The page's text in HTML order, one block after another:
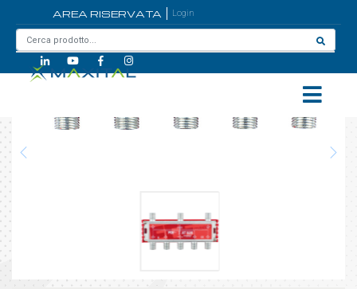
AREA RISERVATA Login
AT625